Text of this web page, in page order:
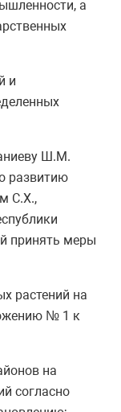
а
и
Ш.М.
развитию
С.Х.,
принять меры
растений на
№ 1 к
на
согласно